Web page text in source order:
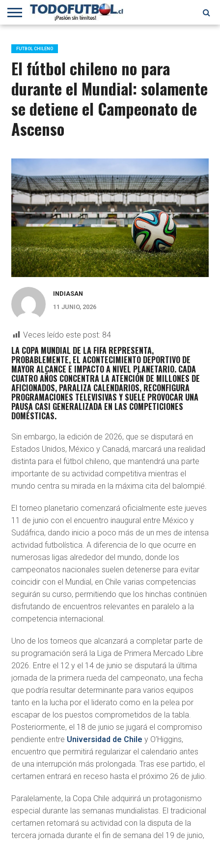
PRIMERA
B
SELECCIÓN
CHILENA
CHILENOS
EN EL
MUNDO
FÚTBOL
INTERNACIONAL
FUTBOL CHILENO
El fútbol chileno no para
durante el Mundial: solamente
se detiene el Campeonato de
Ascenso
INDIASAN
11 JUNIO, 2026
Veces leído este post: 84
LA COPA MUNDIAL DE LA FIFA REPRESENTA,
PROBABLEMENTE, EL ACONTECIMIENTO DEPORTIVO DE
MAYOR ALCANCE E IMPACTO A NIVEL PLANETARIO. CADA
CUATRO AÑOS CONCENTRA LA ATENCIÓN DE MILLONES DE
AFICIONADOS, PARALIZA CALENDARIOS, RECONFIGURA
PROGRAMACIONES TELEVISIVAS Y SUELE PROVOCAR UNA
PAUSA CASI GENERALIZADA EN LAS COMPETICIONES
DOMÉSTICAS.
Sin embargo, la edición de 2026, que se disputará en
Estados Unidos, México y Canadá, marcará una realidad
distinta para el fútbol chileno, que mantendrá una parte
importante de su actividad competitiva mientras el
mundo centra su mirada en la máxima cita del balompié.
El torneo planetario comenzará oficialmente este jueves
11 de junio con el encuentro inaugural entre México y
Sudáfrica, dando inicio a poco más de un mes de intensa
actividad futbolística. A diferencia de lo que ocurre en
numerosas ligas alrededor del mundo, donde los
campeonatos nacionales suelen detenerse para evitar
coincidir con el Mundial, en Chile varias competencias
seguirán su curso, permitiendo que los hinchas continúen
disfrutando de encuentros relevantes en paralelo a la
competencia internacional.
Uno de los torneos que alcanzará a completar parte de
su programación será la Liga de Primera Mercado Libre
2026. Entre el 12 y el 14 de junio se disputará la última
jornada de la primera rueda del campeonato, una fecha
que podría resultar determinante para varios equipos
tanto en la lucha por el liderato como en la pelea por
escapar de los puestos comprometidos de la tabla.
Posteriormente, el 18 de junio se jugará el compromiso
pendiente entre Universidad de Chile y O’Higgins,
encuentro que permitirá regularizar el calendario antes
de una interrupción más prolongada. Tras ese partido, el
certamen entrará en receso hasta el próximo 26 de julio.
Paralelamente, la Copa Chile adquirirá un protagonismo
especial durante las semanas mundialistas. El tradicional
certamen retomará su actividad con la disputa de la
tercera jornada durante el fin de semana del 19 de junio,